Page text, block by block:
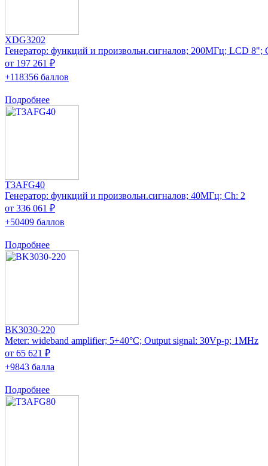
XDG3202
Генератор: функций и произвольн.сигналов; 200МГц; LCD 8";
от 197 261 ₽
+118356 баллов
Подробнее
T3AFG40
Генератор: функций и произвольн.сигналов; 40МГц; Ch: 2
от 336 061 ₽
+50409 баллов
Подробнее
BK3030-220
Meter: wideband amplifier; 5÷40°C; Output signal: 30Vp-p; 1MHz
от 65 621 ₽
+9843 балла
Подробнее